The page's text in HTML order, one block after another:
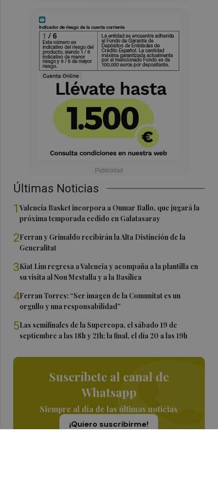
Últimas Noticias
1Valencia Basket incorpora a Oumar Ballo, que jugará la
próxima temporada cedido en Galatasaray
2Ferran y Grimaldo recibirán la Alta Distinción de la
Generalitat
3Kiat Lim regresa a Valencia y acompaña a la plantilla en
su visita al Nou Mestalla y a la Basílica
4Ferran Torres: “Ser imagen de la Comunitat es un
orgullo y una responsabilidad”
5Las semifinales de la Supercopa, el sábado 19 de
septiembre a las 18h y 21h; la final, el día 20 a las 19h
Suscríbete al canal de
Whatsapp
Siempre al día de las últimas noticias
¡Quiero suscribirme!